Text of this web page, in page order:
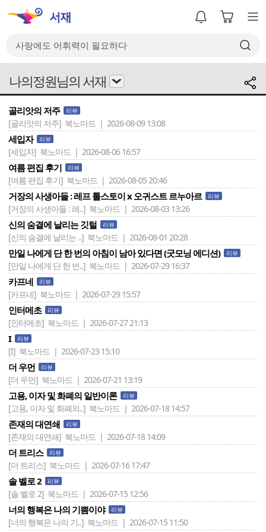
나의정원님의 서재
골리앗의 저주 리뷰
[골리앗의 저주] 북노마드 | 2026-08-09 13:08
세입자 리뷰
[세입자] 북노마드 | 2026-08-06 16:57
여름 편집 후기 리뷰
[여름 편집 후기] 북노마드 | 2026-08-05 20:46
거장의 사생아들 : 레프 톨스토이 x 오귀스트 르누아르 리뷰
[거장의 사생아들 : 레..] 북노마드 | 2026-08-03 13:26
신의 숨결에 날리는 깃털 리뷰
[신의 숨결에 날리는 ..] 북노마드 | 2026-08-01 20:28
만일 나에게 단 한 번의 아침이 남아 있다면 (굿모닝 에디션) 리뷰
[만일 나에게 단 한 번..] 북노마드 | 2026-07-29 16:37
카프네 리뷰
[카프네] 북노마드 | 2026-07-29 15:57
인터메초 리뷰
[인터메초] 북노마드 | 2026-07-27 21:13
I 리뷰
[I] 북노마드 | 2026-07-23 15:10
더 우먼 리뷰
[더 우먼] 북노마드 | 2026-07-21 13:19
고용, 이자 및 화폐의 일반이론 리뷰
[고용, 이자 및 화폐의..] 북노마드 | 2026-07-18 14:57
존재의 대연쇄 리뷰
[존재의 대연쇄] 북노마드 | 2026-07-18 14:09
더 트리스 리뷰
[더 트리스] 북노마드 | 2026-07-16 17:47
솔 벨로 2 리뷰
[솔 벨로 2] 북노마드 | 2026-07-15 12:56
너의 행복은 나의 기쁨이야 리뷰
[너의 행복은 나의 기..] 북노마드 | 2026-07-15 11:50